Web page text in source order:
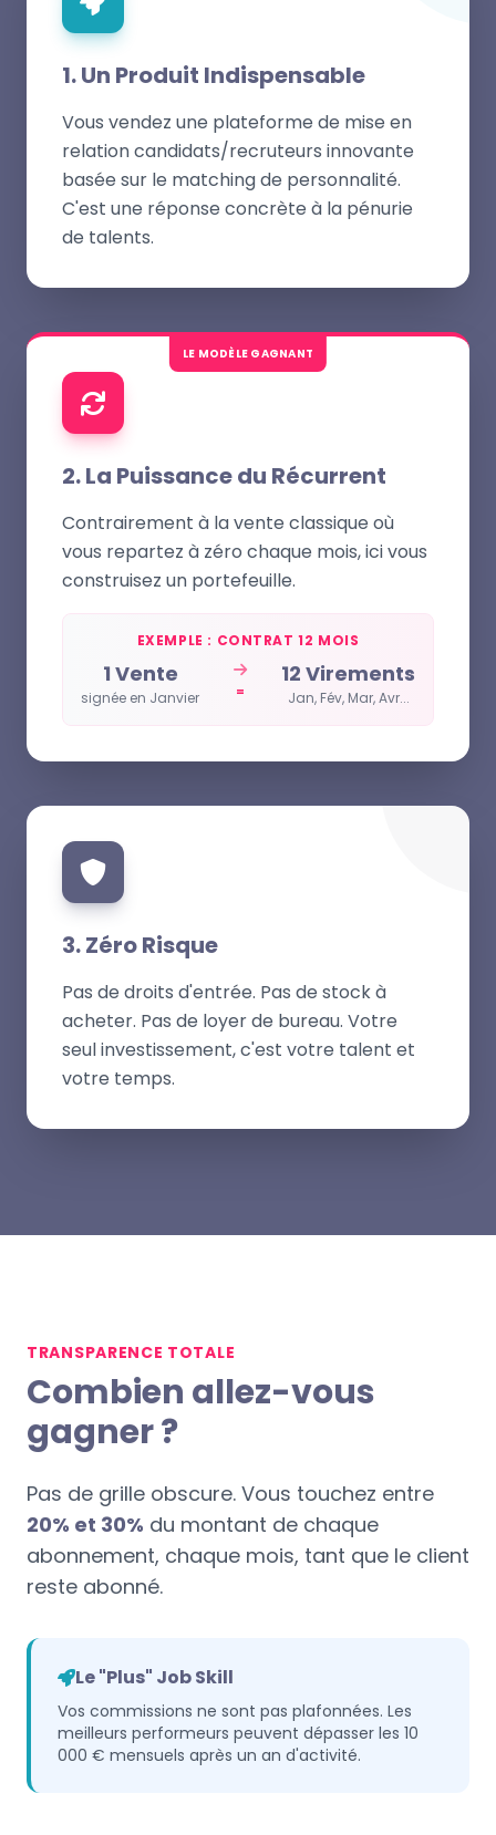
1. Un Produit Indispensable
Vous vendez une plateforme de mise en
relation candidats/recruteurs innovante
basée sur le matching de personnalité.
C'est une réponse concrète à la pénurie
de talents.
LE MODÈLE GAGNANT
2. La Puissance du Récurrent
Contrairement à la vente classique où
vous repartez à zéro chaque mois, ici vous
construisez un portefeuille.
EXEMPLE : CONTRAT 12 MOIS
1 Vente
signée en Janvier =
12 Virements
Jan, Fév, Mar, Avr...
3. Zéro Risque
Pas de droits d'entrée. Pas de stock à
acheter. Pas de loyer de bureau. Votre
seul investissement, c'est votre talent et
votre temps.
TRANSPARENCE TOTALE
Combien allez-vous
gagner ?
Pas de grille obscure. Vous touchez entre
20% et 30% du montant de chaque
abonnement, chaque mois, tant que le client
reste abonné.
Le "Plus" Job Skill
Vos commissions ne sont pas plafonnées. Les
meilleurs performeurs peuvent dépasser les 10
000 € mensuels après un an d'activité.